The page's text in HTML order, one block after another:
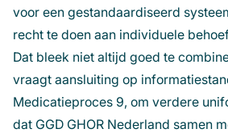
voor een gestandaardiseerd
recht te doen aan individuele
Dat bleek niet altijd goed te
vraagt aansluiting op
Medicatieproces 9, om verdere
dat GGD GHOR Nederland samen